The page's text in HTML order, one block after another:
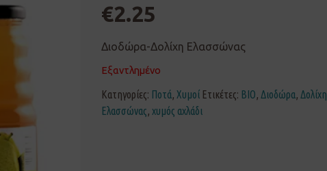
€2.25
Διοδώρα-Δολίχη Ελασσώνας
Εξαντλημένο
Κατηγορίες: Ποτά, Χυμοί Ετικέτες: ΒΙΟ, Διοδώρα, Δολίχη
Ελασσώνας, χυμός αχλάδι